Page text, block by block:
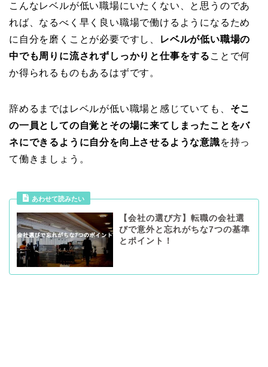
こんなレベルが低い職場にいたくない、と思うのであ
れば、なるべく早く良い職場で働けるようになるため
に自分を磨くことが必要ですし、
レベルが低い職場の
中でも周りに流されずしっかりと仕事をする ことで何
か得られるものもあるはずです。
辞めるまではレベルが低い職場と感じていても、 そこ
の一員としての自覚とその場に来てしまったことをバ
ネにできるように自分を向上させるような意識を持っ
て働きましょう。
あわせて読みたい
【会社の選び方】転職の会社選
びで意外と忘れがちな7つの基準
とポイント！